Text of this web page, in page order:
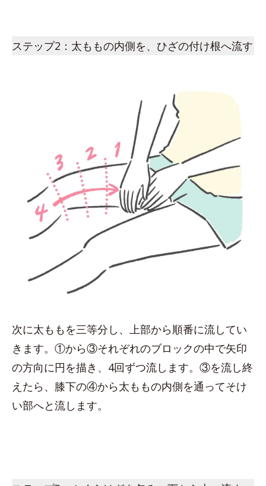
ステップ2：太ももの内側を、ひざの付け根へ流す
次に太ももを三等分し、上部から順番に流してい
きます。①から③それぞれのブロックの中で矢印
の方向に円を描き、4回ずつ流します。③を流し終
えたら、膝下の④から太ももの内側を通ってそけ
い部へと流します。